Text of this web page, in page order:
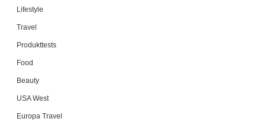
Lifestyle
Travel
Produkttests
Food
Beauty
USA West
Europa Travel